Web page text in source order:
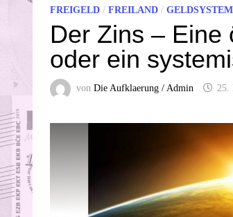
FREIGELD / FREILAND / GELDSYSTEM
Der Zins – Eine
oder ein
von Die Aufklaerung / Admin 25.